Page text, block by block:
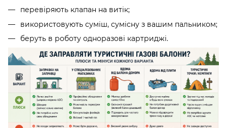
перевіряють клапан на витік;
використовують суміш, сумісну з вашим пальником;
беруть в роботу одноразові картриджі.